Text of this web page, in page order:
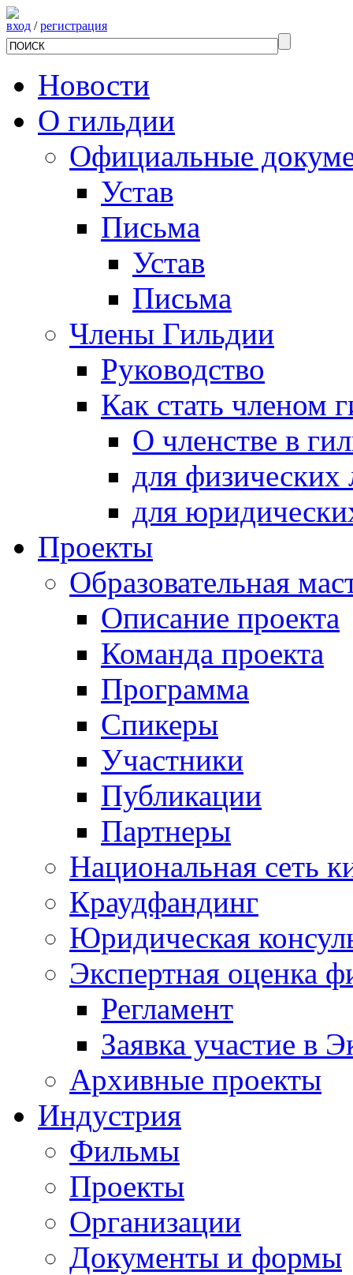
вход /регистрация
Новости
О гильдии
Официальные
Устав
Письма
Устав
Письма
Члены Гильдии
Руководство
Как стать членом
О членстве в
для физических
для
Проекты
Образовательная
Описание проекта
Команда проекта
Программа
Спикеры
Участники
Публикации
Партнеры
Национальная сеть
Краудфандинг
Юридическая
Экспертная оценка
Регламент
Заявка участие в
Архивные проекты
Индустрия
Фильмы
Проекты
Организации
Документы и формы